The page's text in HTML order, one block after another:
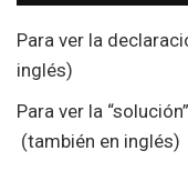
Para ver la
inglés)
Para ver la
(también en inglés)